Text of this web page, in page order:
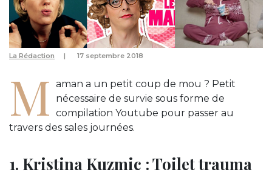
La Rédaction 17 septembre 2018
M aman a un petit coup de mou ? Petit
nécessaire de survie sous forme de
compilation Youtube pour passer au
travers des sales journées.
1. Kristina Kuzmic : Toilet trauma